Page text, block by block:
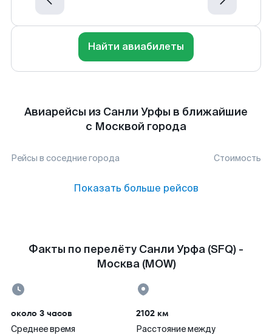
Найти авиабилеты
Авиарейсы из Санли Урфы в ближайшие
с Москвой города
Рейсы в соседние города Стоимость
Показать больше рейсов
Факты по перелёту Санли Урфа (SFQ) -
Москва (MOW)
около 3 часов
Среднее время
2102 км
Расстояние между